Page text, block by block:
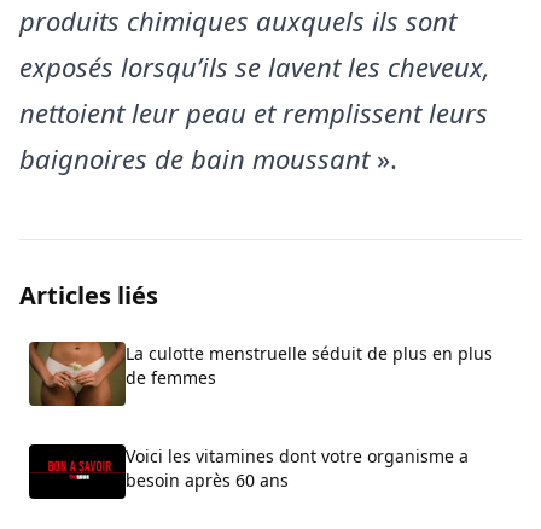
produits chimiques auxquels ils sont
exposés lorsqu’ils se lavent les cheveux,
nettoient leur peau et remplissent leurs
baignoires de bain moussant».
Articles liés
La culotte menstruelle séduit de plus en plus
de femmes
Voici les vitamines dont votre organisme a
besoin après 60 ans